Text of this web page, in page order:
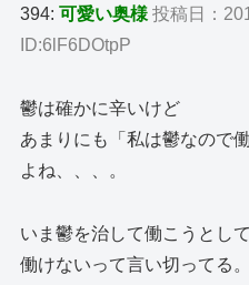
394:可愛い奥様 投稿日：
ID:6lF6DOtpP
鬱は確かに辛いけど
あまりにも「私は鬱なので
よね、、、。
いま鬱を治して働こうとし
働けないって言い切ってる。